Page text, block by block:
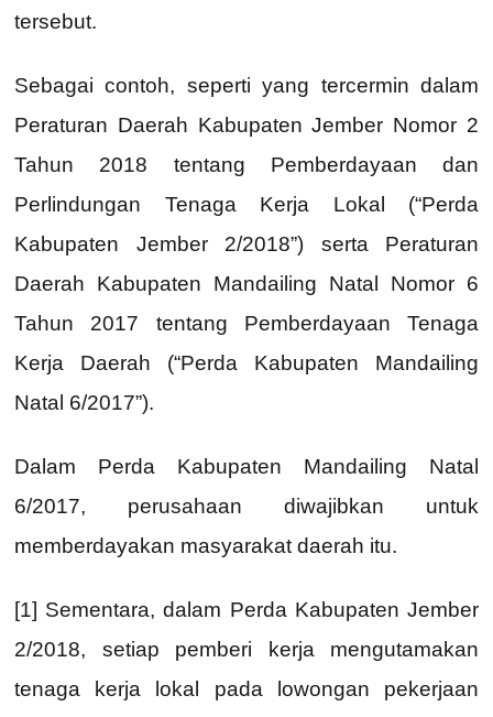
tersebut.
Sebagai contoh, seperti yang tercermin dalam
Peraturan Daerah Kabupaten Jember Nomor 2
Tahun 2018 tentang Pemberdayaan dan
Perlindungan Tenaga Kerja Lokal (“Perda
Kabupaten Jember 2/2018”) serta Peraturan
Daerah Kabupaten Mandailing Natal Nomor 6
Tahun 2017 tentang Pemberdayaan Tenaga
Kerja Daerah (“Perda Kabupaten Mandailing
Natal 6/2017”).
Dalam Perda Kabupaten Mandailing Natal
6/2017, perusahaan diwajibkan untuk
memberdayakan masyarakat daerah itu.
[1] Sementara, dalam Perda Kabupaten Jember
2/2018, setiap pemberi kerja mengutamakan
tenaga kerja lokal pada lowongan pekerjaan